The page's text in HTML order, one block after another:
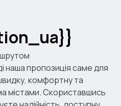
пропозиція саме для
комфортну та
містами. Скориставшись